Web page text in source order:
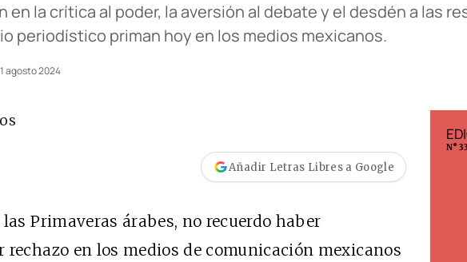
en la crítica al poder, la aversión al debate y el desdén a las
periodístico priman hoy en los medios mexicanos.
agosto 2024
Añadir Letras Libres a Google
Primaveras árabes, no recuerdo haber
rechazo en los medios de comunicación mexicanos
N°